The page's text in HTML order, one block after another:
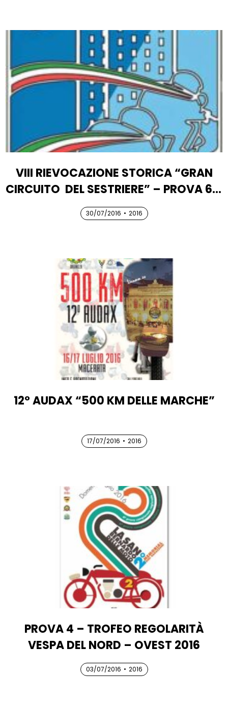
VIII RIEVOCAZIONE STORICA “GRAN
CIRCUITO DEL SESTRIERE” – PROVA 6 –
TROFEO REGOLARITÀ VESPA DEL
NORD-OVEST
30/07/2016 • 2016
30/07/2016
12° AUDAX “500 KM DELLE MARCHE”
17/07/2016 • 2016
17/07/2016
PROVA 4 – TROFEO REGOLARITÀ
VESPA DEL NORD – OVEST 2016
03/07/2016 • 2016
03/07/2016